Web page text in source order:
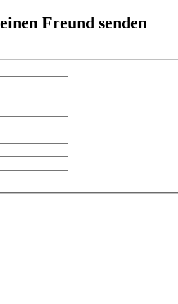
Freund senden